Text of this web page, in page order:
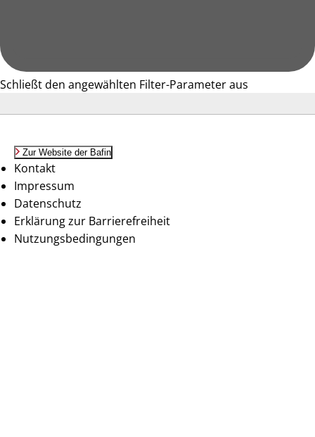
Schließt den angewählten Filter-Parameter aus
Zur Website der Bafin
Kontakt
Impressum
Datenschutz
Erklärung zur Barrierefreiheit
Nutzungsbedingungen